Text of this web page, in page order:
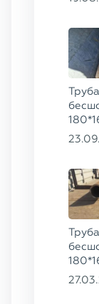
Труба
8732-
Труба
8732-